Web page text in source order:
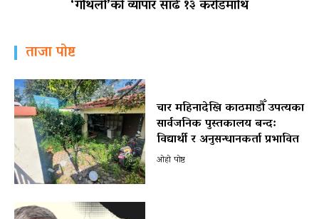
‘गौँथली’को व्यापार साढे १३ करोडमाथि
ताजा पोष्ट
चार महिनादेखि काठमाडौँ उपत्यका
सार्वजनिक पुस्तकालय बन्द:
विद्यार्थी र अनुसन्धानकर्ता प्रभावित
ओहो पोष्ट